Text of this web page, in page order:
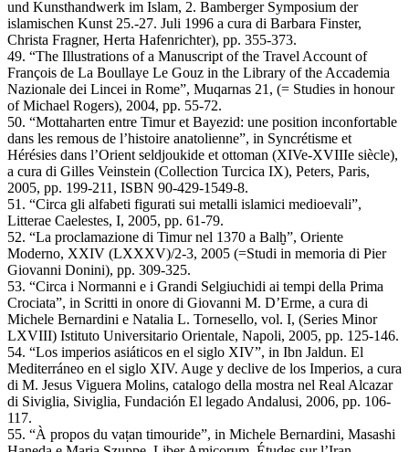
und Kunsthandwerk im Islam, 2. Bamberger Symposium der
islamischen Kunst 25.-27. Juli 1996 a cura di Barbara Finster,
Christa Fragner, Herta Hafenrichter), pp. 355-373.
49. “The Illustrations of a Manuscript of the Travel Account of
François de La Boullaye Le Gouz in the Library of the Accademia
Nazionale dei Lincei in Rome”, Muqarnas 21, (= Studies in honour
of Michael Rogers), 2004, pp. 55-72.
50. “Mottaharten entre Timur et Bayezid: une position inconfortable
dans les remous de l’histoire anatolienne”, in Syncrétisme et
Hérésies dans l’Orient seldjoukide et ottoman (XIVe-XVIIIe siècle),
a cura di Gilles Veinstein (Collection Turcica IX), Peters, Paris,
2005, pp. 199-211, ISBN 90-429-1549-8.
51. “Circa gli alfabeti figurati sui metalli islamici medioevali”,
Litterae Caelestes, I, 2005, pp. 61-79.
52. “La proclamazione di Timur nel 1370 a Balḫ”, Oriente
Moderno, XXIV (LXXXV)/2-3, 2005 (=Studi in memoria di Pier
Giovanni Donini), pp. 309-325.
53. “Circa i Normanni e i Grandi Selgiuchidi ai tempi della Prima
Crociata”, in Scritti in onore di Giovanni M. D’Erme, a cura di
Michele Bernardini e Natalia L. Tornesello, vol. I, (Series Minor
LXVIII) Istituto Universitario Orientale, Napoli, 2005, pp. 125-146.
54. “Los imperios asiáticos en el siglo XIV”, in Ibn Jaldun. El
Mediterráneo en el siglo XIV. Auge y declive de los Imperios, a cura
di M. Jesus Viguera Molins, catalogo della mostra nel Real Alcazar
di Siviglia, Siviglia, Fundación El legado Andalusi, 2006, pp. 106-
117.
55. “À propos du vaṭan timouride”, in Michele Bernardini, Masashi